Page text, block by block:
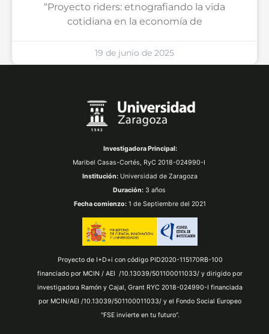
“Proyecto riders: etnografiando la vida
cotidiana en la economía de
19 de junio de 2025
Investigadora Principal:
Maribel Casas-Cortés, RyC 2018-024990-I
Institución: Universidad de Zaragoza
Duración:3 años
Fecha comienzo: 1 de Septiembre del 2021
Proyecto de I+D+i con código PID2020-115170RB-100
financiado por MCIN / AEI /10.13039/501100011033/ y dirigido por
investigadora Ramón y Cajal, Grant RYC 2018-024990-I financiada
por MCIN/AEI /10.13039/501100011033/ y el Fondo Social Europeo
"FSE invierte en tu futuro”.